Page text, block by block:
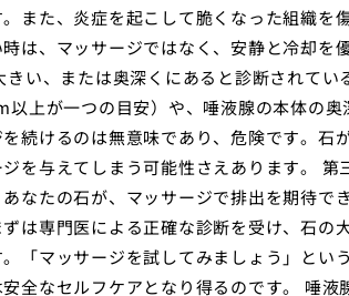
また、炎症を起こして脆くなった組織を
は、マッサージではなく、安静と冷却を
い、または奥深くにあると診断されてい
上が一つの目安）や、唾液腺の本体の
続けるのは無意味であり、危険です。石
を与えてしまう可能性さえあります。 第
なたの石が、マッサージで排出を期待で
は専門医による正確な診断を受け、石の
「マッサージを試してみましょう」とい
全なセルフケアとなり得るのです。 唾液